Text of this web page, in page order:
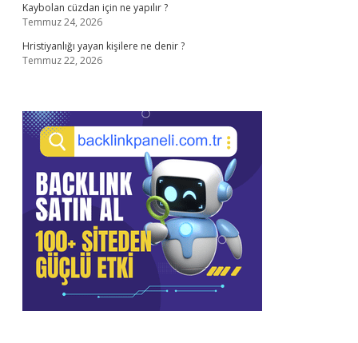
Kaybolan cüzdan için ne yapılır ?
Temmuz 24, 2026
Hristiyanlığı yayan kişilere ne denir ?
Temmuz 22, 2026